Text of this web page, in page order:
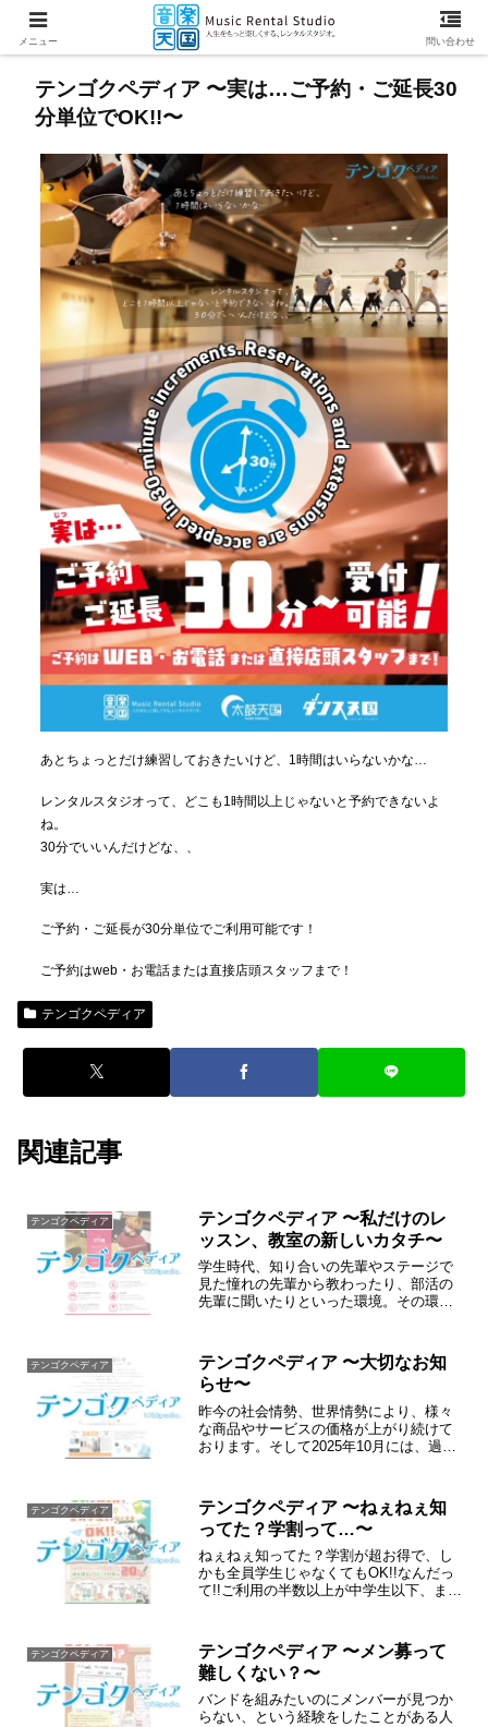
テンゴクペディア 〜実は…ご予約・ご延長30
分単位でOK!!〜
あとちょっとだけ練習しておきたいけど、1時間はいらないかな…
レンタルスタジオって、どこも1時間以上じゃないと予約できないよ
ね。
30分でいいんだけどな、、
実は…
ご予約・ご延長が30分単位でご利用可能です！
ご予約はweb・お電話または直接店頭スタッフまで！
テンゴクペディア
関連記事
テンゴクペディア
テンゴクペディア 〜私だけのレ
ッスン、教室の新しいカタチ〜
学生時代、知り合いの先輩やステージで
見た憧れの先輩から教わったり、部活の
先輩に聞いたりといった環境。その環
テンゴクペディア
テンゴクペディア 〜大切なお知
らせ〜
昨今の社会情勢、世界情勢により、様々
な商品やサービスの価格が上がり続けて
おります。そして2025年10月には、過去
て、検討を重ねた結果…
テンゴクペディア
テンゴクペディア 〜ねぇねぇ知
ってた？学割って…〜
ねぇねぇ知ってた？学割が超お得で、し
かも全員学生じゃなくてもOK!!なんだっ
て!!ご利用の半数以上が中学生以下、また
でも20%OFF!!※セルフタイム(モーニン
グパッ...
テンゴクペディア
テンゴクペディア 〜メン募って
難しくない？〜
バンドを組みたいのにメンバーが見つか
らない、という経験をしたことがある人
メニュー 問い合わせ